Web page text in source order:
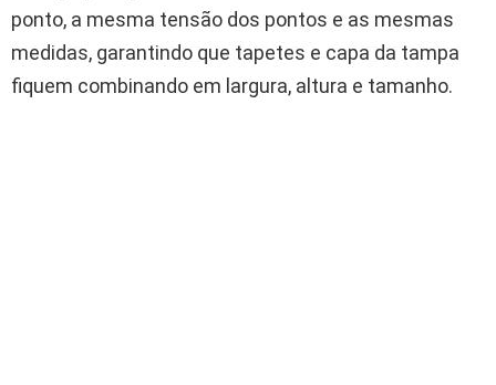
ponto, a mesma tensão dos pontos e as mesmas
medidas, garantindo que tapetes e capa da tampa
fiquem combinando em largura, altura e tamanho.